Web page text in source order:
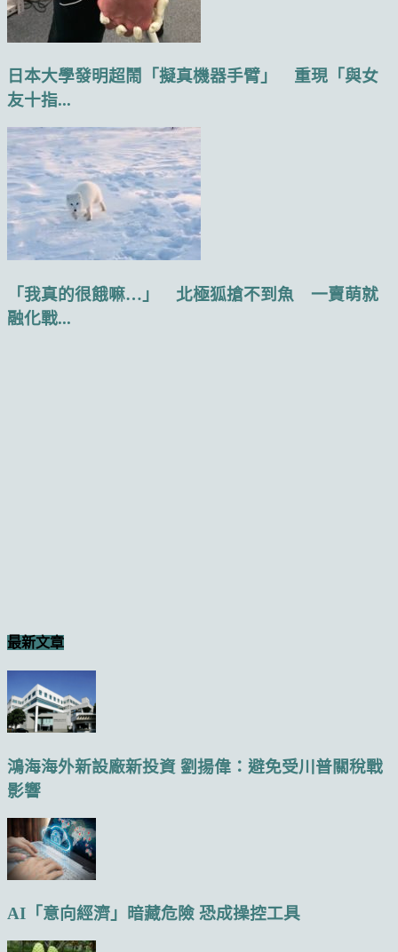
日本大學發明超鬧「擬真機器手臂」 重現「與女
友十指...
「我真的很餓嘛…」 北極狐搶不到魚 一賣萌就
融化戰...
最新文章
鴻海海外新設廠新投資 劉揚偉：避免受川普關稅戰
影響
AI「意向經濟」暗藏危險 恐成操控工具